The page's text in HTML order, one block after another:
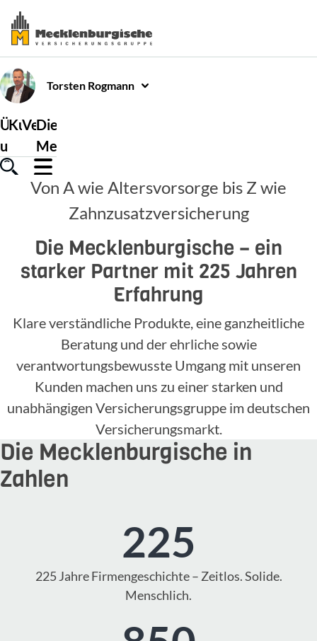
Torsten Rogmann
Über
uns
Kundenservice
Versicherungen
Die
Mecklenburgische
Von A wie Altersvorsorge bis Z wie
Zahnzusatzversicherung
Die Mecklenburgische – ein
starker Partner mit 225 Jahren
Erfahrung
Klare verständliche Produkte, eine ganzheitliche
Beratung und der ehrliche sowie
verantwortungsbewusste Umgang mit unseren
Kunden machen uns zu einer starken und
unabhängigen Versicherungsgruppe im deutschen
Versicherungsmarkt.
Die Mecklenburgische in
Zahlen
225
225 Jahre Firmengeschichte – Zeitlos. Solide.
Menschlich.